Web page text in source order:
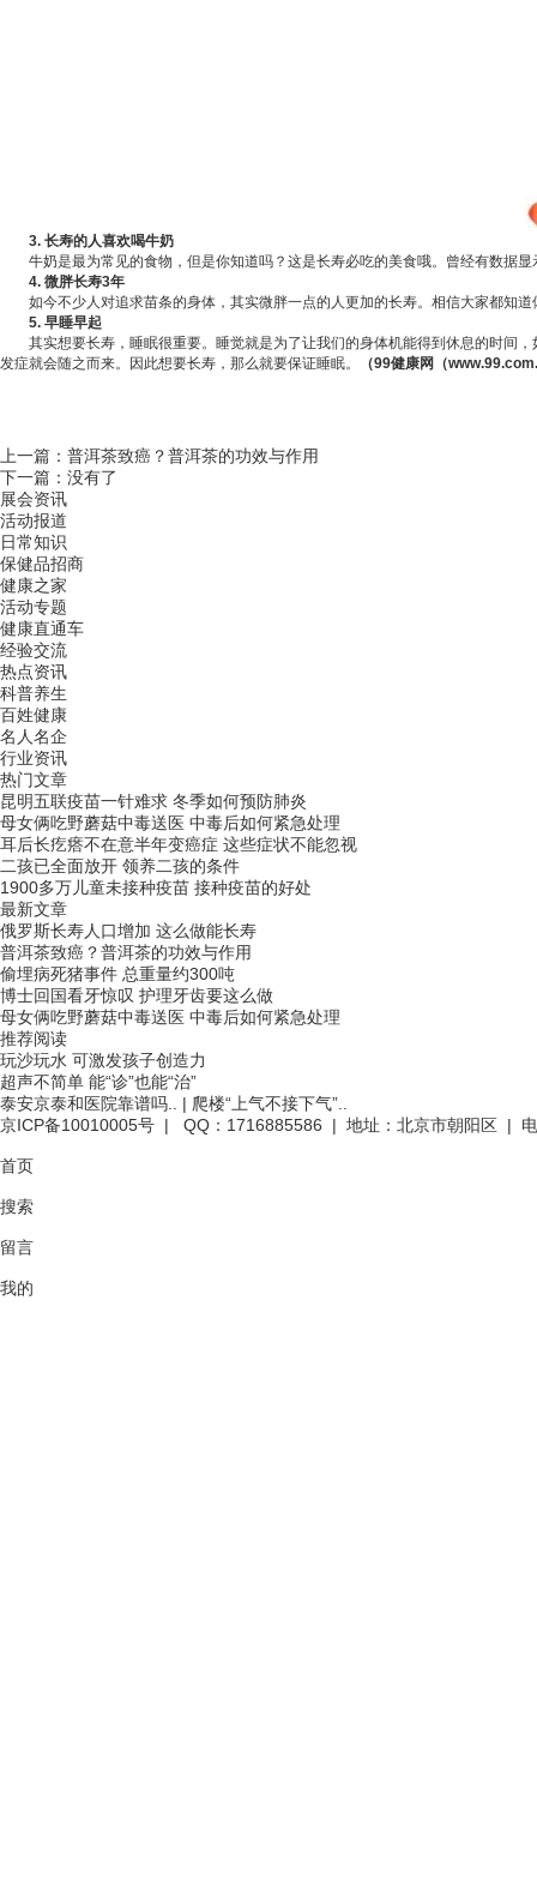
3. 长寿的人喜欢喝牛奶
牛奶是最为常见的食物，但是你知道吗？这是长寿必吃的美食哦。曾经有数据显
4. 微胖长寿3年
如今不少人对追求苗条的身体，其实微胖一点的人更加的长寿。相信大家都知道
5. 早睡早起
其实想要长寿，睡眠很重要。 睡觉就是为了让我们的身体机能得到休息的时间
发症就会随之而来。因此想要长寿，那么就要保证睡眠。
（99健康网（
上一篇： 普洱茶致癌？普洱茶的功效与作用
下一篇：没有了
展会资讯
活动报道
日常知识
保健品招商
健康之家
活动专题
健康直通车
经验交流
热点资讯
科普养生
百姓健康
名人名企
行业资讯
热门文章
昆明五联疫苗一针难求 冬季如何预防肺炎
母女俩吃野蘑菇中毒送医 中毒后如何紧急处理
耳后长疙瘩不在意半年变癌症 这些症状不能忽视
二孩已全面放开 领养二孩的条件
1900多万儿童未接种疫苗 接种疫苗的好处
最新文章
俄罗斯长寿人口增加 这么做能长寿
普洱茶致癌？普洱茶的功效与作用
偷埋病死猪事件 总重量约300吨
博士回国看牙惊叹 护理牙齿要这么做
母女俩吃野蘑菇中毒送医 中毒后如何紧急处理
推荐阅读
玩沙玩水 可激发孩子创造力
超声不简单 能“诊”也能“治”
泰安京泰和医院靠谱吗..
| 爬楼“上气不接下气”..
京ICP备10010005号 | QQ：1716885586 | 地址：北京市朝阳区 |
首页
搜索
留言
我的